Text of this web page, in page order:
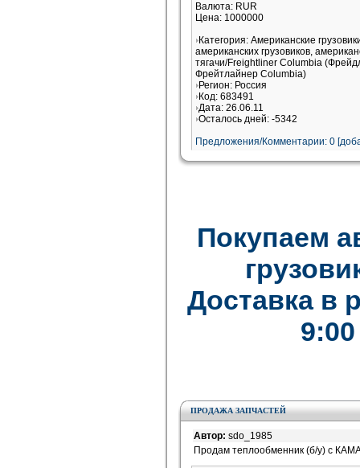
Валюта: RUR
Цена: 1000000
Категория: Американские
американских грузовиков,
тягачи/Freightliner Columbia
Фрейтлайнер Columbia)
Регион: Россия
Код: 683491
Дата: 26.06.11
Осталось дней: -5342
Предложения/Комментарии: 0
Покупаем
Доставка в
ПРОДАЖА ЗАПЧАСТЕЙ
Автор: sdo_1985
Продам теплообменник (б/у) с